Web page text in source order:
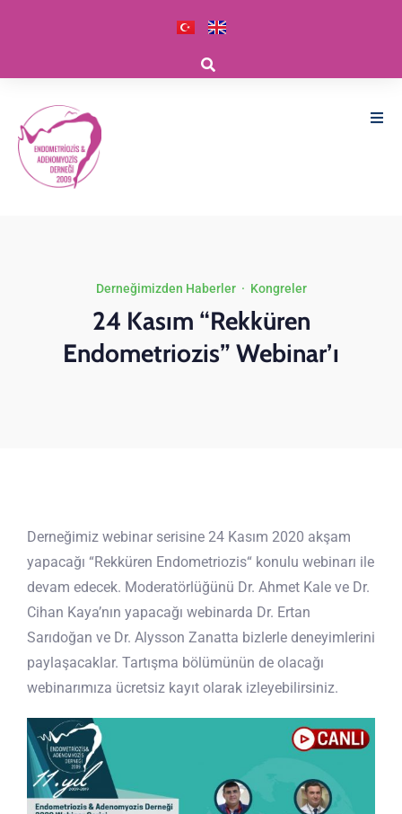
Derneğimizden Haberler· Kongreler
24 Kasım “Rekküren
Endometriozis” Webinar’ı
Derneğimiz webinar serisine 24 Kasım 2020 akşam
yapacağı “Rekküren Endometriozis“ konulu webinarı ile
devam edecek. Moderatörlüğünü Dr. Ahmet Kale ve Dr.
Cihan Kaya’nın yapacağı webinarda Dr. Ertan
Sarıdoğan ve Dr. Alysson Zanatta bizlerle deneyimlerini
paylaşacaklar. Tartışma bölümünün de olacağı
webinarımıza ücretsiz kayıt olarak izleyebilirsiniz.